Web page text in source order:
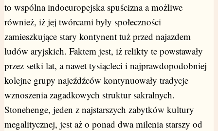
to wspólna indoeuropejska spuścizna a możliwe
również, iż jej twórcami były społeczności
zamieszkujące stary kontynent tuż przed najazdem
ludów aryjskich. Faktem jest, iż relikty te powstawały
przez setki lat, a nawet tysiącleci i najprawdopodobniej
kolejne grupy najeźdźców kontynuowały tradycje
wznoszenia zagadkowych struktur sakralnych.
Stonehenge, jeden z najstarszych zabytków kultury
megalitycznej, jest aż o ponad dwa milenia starszy od